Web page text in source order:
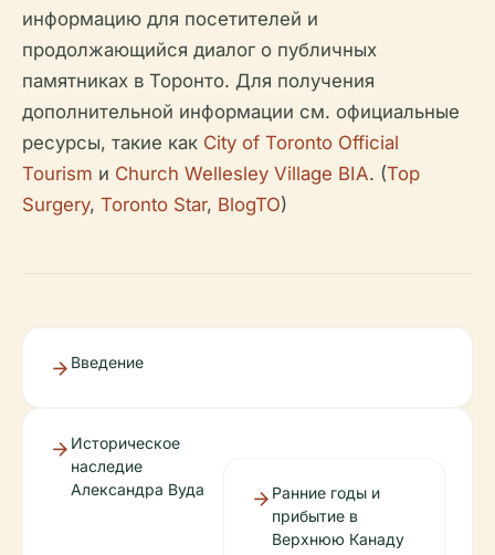
информацию для посетителей и
продолжающийся диалог о публичных
памятниках в Торонто. Для получения
дополнительной информации см. официальные
ресурсы, такие как City of Toronto Official
Tourism и Church Wellesley Village BIA. (Top
Surgery, Toronto Star, BlogTO)
Введение
Историческое
наследие
Александра Вуда
Ранние годы и
прибытие в
Верхнюю Канаду